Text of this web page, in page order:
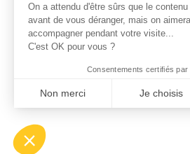
On a attendu d'être sûrs que le
avant de vous déranger, mais on
accompagner pendant votre visite...
C'est OK pour vous ?
Consentements certifiés par
Non merci Je choisis
Notre plateforme vous permet